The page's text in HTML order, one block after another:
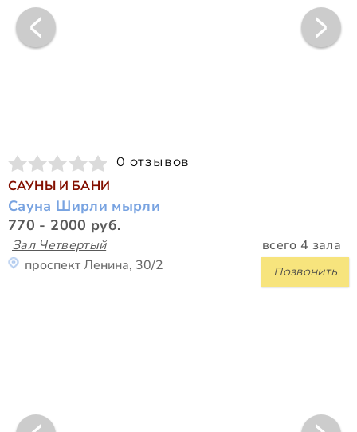
0 отзывов
САУНЫ И БАНИ
Сауна Ширли мырли
770 - 2000 руб.
Зал Четвертый всего 4 зала
Позвонить
проспект Ленина, 30/2